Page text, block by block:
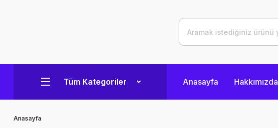
Tüm Kategoriler Anasayfa Hakkımızda
Anasayfa